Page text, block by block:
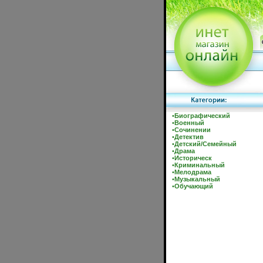
•Биографический
•Военный
•Сочинении
•Детектив
•Детский/Семейный
•Драма
•Историческ
•Криминальный
•Мелодрама
•Музыкальный
•Обучающий